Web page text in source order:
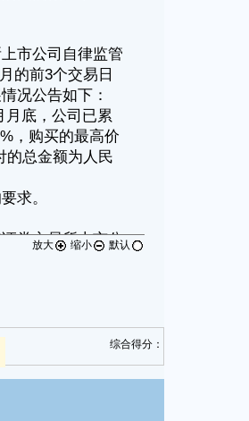
放大 缩小
默认
综合得分：